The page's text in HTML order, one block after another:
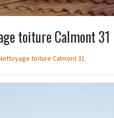
toiture Calmont 31
toiture Calmont 31